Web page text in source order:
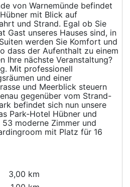
von Warnemünde befindet
mit Blick auf
und Strand. Egal ob Sie
Gast unseres Hauses sind, in
werden Sie Komfort und
dass der Aufenthalt zu einem
Ihre nächste Veranstaltung?
Mit professionell
und einer
und Meerblick steuern
gegenüber vom Strand-
befindet sich nun unsere
Park-Hotel Hübner und
moderne Zimmer und
mit Platz für 16
3,00 km